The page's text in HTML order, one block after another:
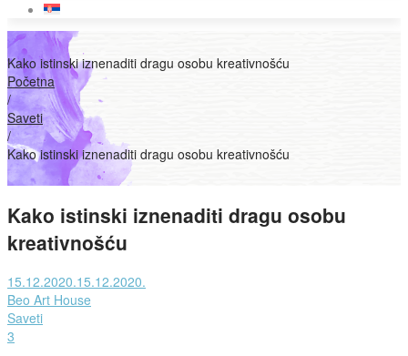
Kako istinski iznenaditi dragu osobu kreativnošću
Početna
/
Saveti
/
Kako istinski iznenaditi dragu osobu kreativnošću
Kako istinski iznenaditi dragu osobu
kreativnošću
Posted
on
15.12.2020.15.12.2020.
od
strane
Beo Art House
Posted
in
Saveti
3